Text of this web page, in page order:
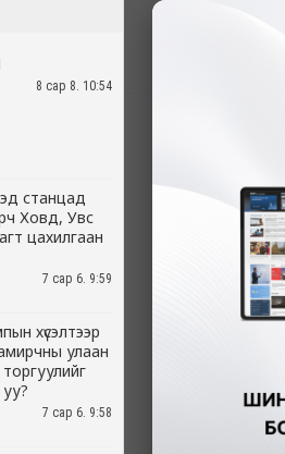
8 сар 8. 10:54
станцад
Ховд, Увс
цахилгаан
7 сар 6. 9:59
хүсэлтээр
улаан
7 сар 6. 9:58